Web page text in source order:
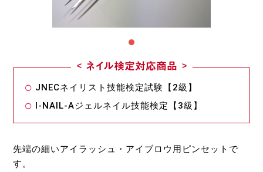
ネイル検定対応商品
JNECネイリスト技能検定試験【2級】
I-NAIL-Aジェルネイル技能検定【3級】
先端の細いアイラッシュ・アイブロウ用ピンセットで
す。